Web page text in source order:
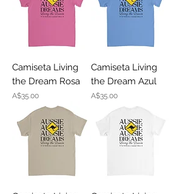
Camiseta Living
the Dream Rosa
Price
A$35.00
Camiseta Living
the Dream Azul
Price
A$35.00